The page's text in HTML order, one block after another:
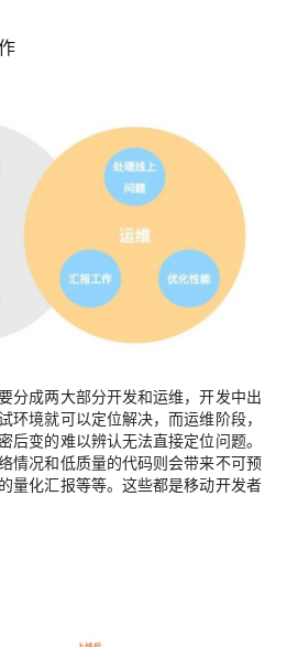
分成两大部分开发和运维，开发中出
环境就可以定位解决，而运维阶段，
后变的难以辨认无法直接定位问题。
情况和低质量的代码则会带来不可预
量化汇报等等。这些都是移动开发者